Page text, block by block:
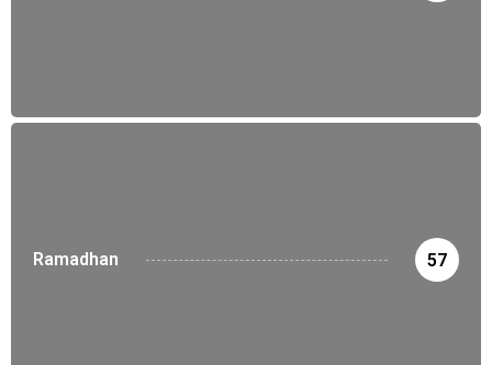
Ramadhan 57